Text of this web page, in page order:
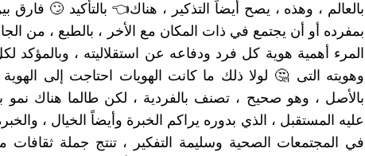
بالعالم ، وهذه ، يصح أيضاً التذكير ، هناك👈 بالتأكيد 🙄 فارق
بمفرده أو أن يجتمع في ذات المكان مع الأخر ، بالطبع ، من
المرء أهمية هوية كل فرد ودفاعه عن استقلاليته ،
وهويته التى 🤔 لولا ذلك ما كانت الهويات احتاجت إلى الهوية
بالأصل ، وهو صحيح ، تصنف بالفردية ، لكن طالما هناك
عليه المستقبل ، الذي بدوره يراكم الخبرة وأيضاً الخيال ،
في المجتمعات الصحية وسليمة التفكير ، تنتج جملة ثقافات